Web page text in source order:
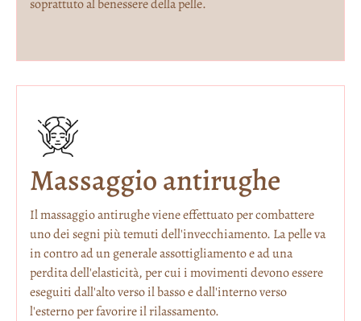
soprattuto al benessere della pelle.
Massaggio antirughe
Il massaggio antirughe viene effettuato per combattere
uno dei segni più temuti dell'invecchiamento. La pelle va
in contro ad un generale assottigliamento e ad una
perdita dell'elasticità, per cui i movimenti devono essere
eseguiti dall'alto verso il basso e dall'interno verso
l'esterno per favorire il rilassamento.